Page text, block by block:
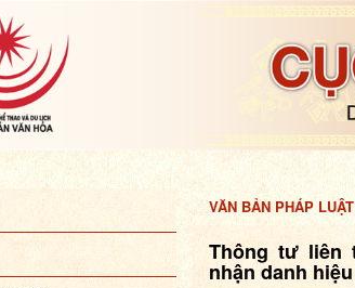
VĂN BẢN PHÁP
Thông tư liên
nhận danh